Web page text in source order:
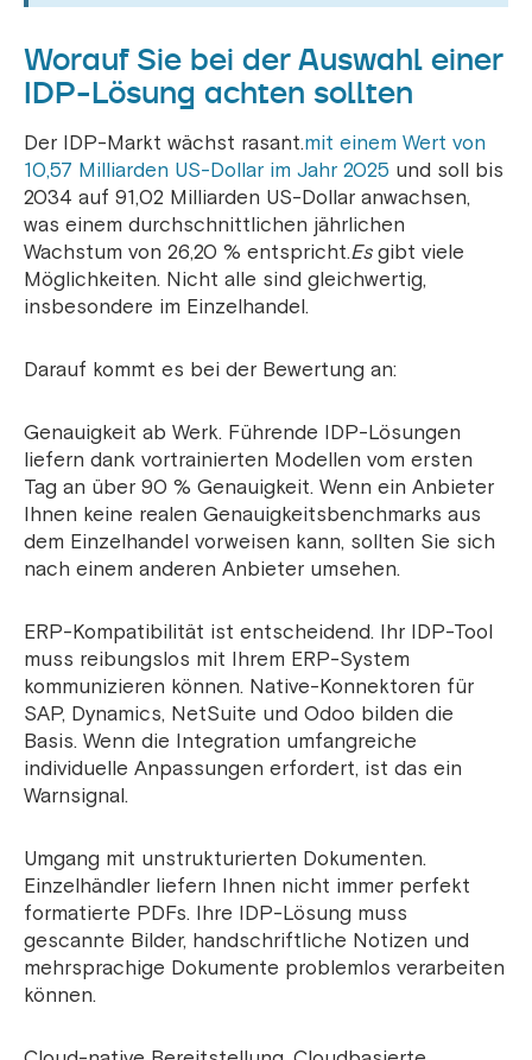
Worauf Sie bei der Auswahl einer
IDP-Lösung achten sollten
Der IDP-Markt wächst rasant.mit einem Wert von
10,57 Milliarden US-Dollar im Jahr 2025 und soll bis
2034 auf 91,02 Milliarden US-Dollar anwachsen,
was einem durchschnittlichen jährlichen
Wachstum von 26,20 % entspricht.Esgibt viele
Möglichkeiten. Nicht alle sind gleichwertig,
insbesondere im Einzelhandel.
Darauf kommt es bei der Bewertung an:
Genauigkeit ab Werk. Führende IDP-Lösungen
liefern dank vortrainierten Modellen vom ersten
Tag an über 90 % Genauigkeit. Wenn ein Anbieter
Ihnen keine realen Genauigkeitsbenchmarks aus
dem Einzelhandel vorweisen kann, sollten Sie sich
nach einem anderen Anbieter umsehen.
ERP-Kompatibilität ist entscheidend. Ihr IDP-Tool
muss reibungslos mit Ihrem ERP-System
kommunizieren können. Native-Konnektoren für
SAP, Dynamics, NetSuite und Odoo bilden die
Basis. Wenn die Integration umfangreiche
individuelle Anpassungen erfordert, ist das ein
Warnsignal.
Umgang mit unstrukturierten Dokumenten.
Einzelhändler liefern Ihnen nicht immer perfekt
formatierte PDFs. Ihre IDP-Lösung muss
gescannte Bilder, handschriftliche Notizen und
mehrsprachige Dokumente problemlos verarbeiten
können.